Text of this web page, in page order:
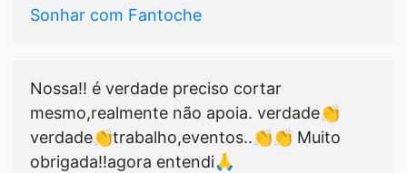
Sonhar com Fantoche
Nossa!! é verdade preciso cortar
mesmo,realmente não apoia. verdade👏
verdade👏trabalho,eventos..👏👏 Muito
obrigada!!agora entendi🙏